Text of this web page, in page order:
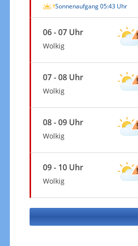
Sonnenaufgang 05:43 Uhr
06 - 07 Uhr
Wolkig
07 - 08 Uhr
Wolkig
08 - 09 Uhr
Wolkig
09 - 10 Uhr
Wolkig